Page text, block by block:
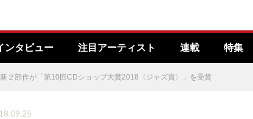
ンタビュー 注目アーティスト 連載 特集
２部作が「第10回CDショップ大賞2018〈ジャズ賞〉」を受賞